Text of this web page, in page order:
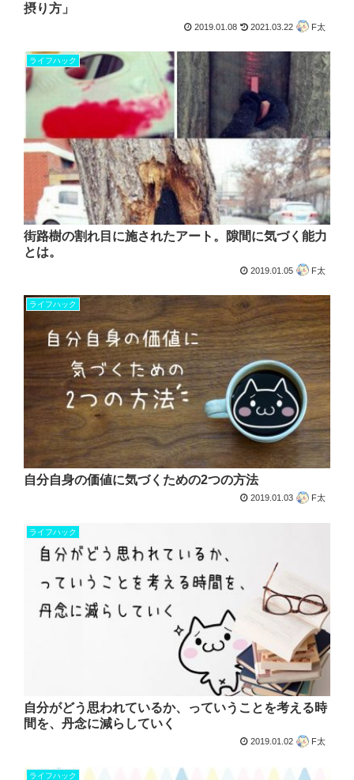
摂り方」
2019.01.08 2021.03.22 F太
ライフハック
街路樹の割れ目に施されたアート。隙間に気づく能力
とは。
2019.01.05 F太
ライフハック
自分自身の価値に気づくための2つの方法
2019.01.03 F太
ライフハック
自分がどう思われているか、っていうことを考える時
間を、丹念に減らしていく
2019.01.02 F太
ライフハック